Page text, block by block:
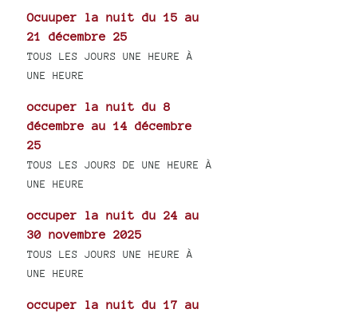
Ocuuper la nuit du 15 au
21 décembre 25
TOUS LES JOURS UNE HEURE À
UNE HEURE
occuper la nuit du 8
décembre au 14 décembre
25
TOUS LES JOURS DE UNE HEURE À
UNE HEURE
occuper la nuit du 24 au
30 novembre 2025
TOUS LES JOURS UNE HEURE À
UNE HEURE
occuper la nuit du 17 au